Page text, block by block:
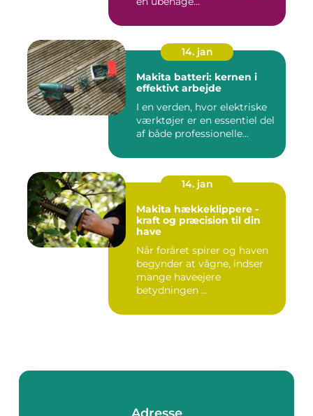
14. jan
Makita batteri: kernen i
effektivt arbejde
I en verden, hvor elektriske
værktøjer er en essentiel del
af både professionelle...
14. jan
Makita hækkeklippere -
kraft og præcision til din
have
Når foråret spirer og haven
begynder at vågne, indser
mange haveejere
betydningen ...